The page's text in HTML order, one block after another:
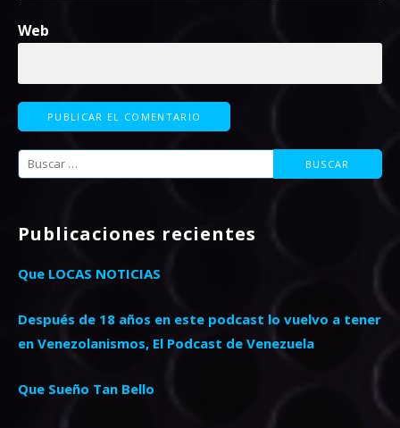
Web
Buscar:
Publicaciones recientes
Que LOCAS NOTICIAS
Después de 18 años en este podcast lo vuelvo a tener
en Venezolanismos, El Podcast de Venezuela
Que Sueño Tan Bello